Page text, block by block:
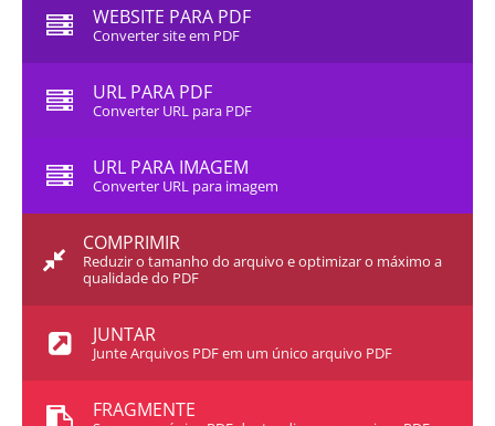
WEBSITE PARA PDF
Converter site em PDF
URL PARA PDF
Converter URL para PDF
URL PARA IMAGEM
Converter URL para imagem
COMPRIMIR
Reduzir o tamanho do arquivo e optimizar o máximo a
qualidade do PDF
JUNTAR
Junte Arquivos PDF em um único arquivo PDF
FRAGMENTE